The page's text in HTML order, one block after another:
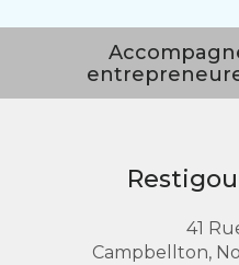
41
Campbellton,